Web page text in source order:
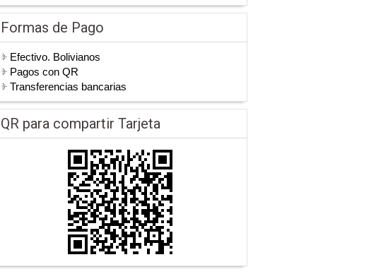
Formas de Pago
Efectivo. Bolivianos
Pagos con QR
Transferencias bancarias
QR para compartir Tarjeta